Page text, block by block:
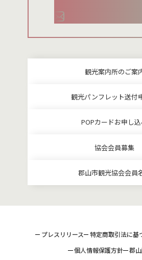
観光案内所のご案
観光パンフレット送付
POPカードお申し
協会会員募集
郡山市観光協会会員
プレスリリース 特定商取引法に基
個人情報保護方針
郡